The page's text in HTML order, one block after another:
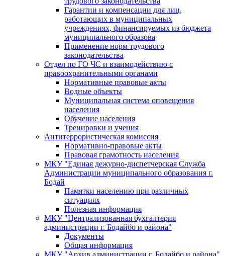
Гарантии и компенсации для лиц,
работающих в муниципальных
учреждениях, финансируемых из бюджета
муниципального образова
Применение норм трудового
законодательства
Отдел по ГО ЧС и взаимодействию с
правоохранительными органами
Нормативные правовые акты
Водные объекты
Муниципальная система оповещения
населения
Обучение населения
Тренировки и учения
Антитеррористическая комиссия
Нормативно-правовые акты
Правовая грамотность населения
МКУ "Единая дежурно-диспетчерская Служба
Администрации муниципального образования г.
Бодай
Памятки населению при различных
ситуациях
Полезная информация
МКУ "Централизованная бухгалтерия
администрации г. Бодайбо и района"
Документы
Общая информация
МКУ "Архив администрации г. Бодайбо и района"